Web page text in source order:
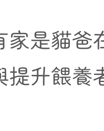
家是貓爸
提升餵養